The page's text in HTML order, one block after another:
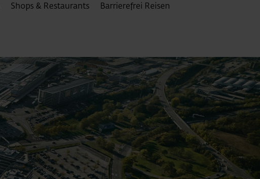
Shops & Restaurants Barrierefrei Reisen